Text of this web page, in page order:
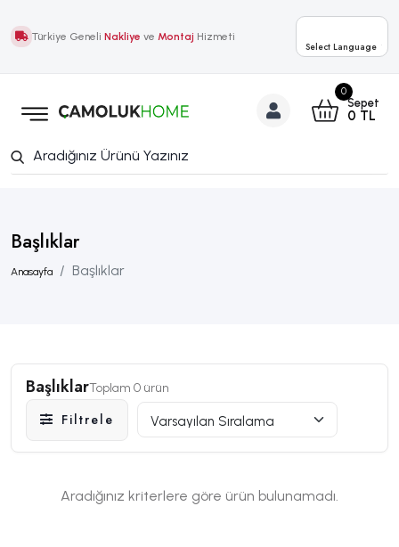
Türkiye Geneli Nakliye ve Montaj Hizmeti
Select Language ▼
0
Sepet
0 TL
Başlıklar
Anasayfa Başlıklar
BaşlıklarToplam 0 ürün
Filtrele
Aradığınız kriterlere göre ürün bulunamadı.